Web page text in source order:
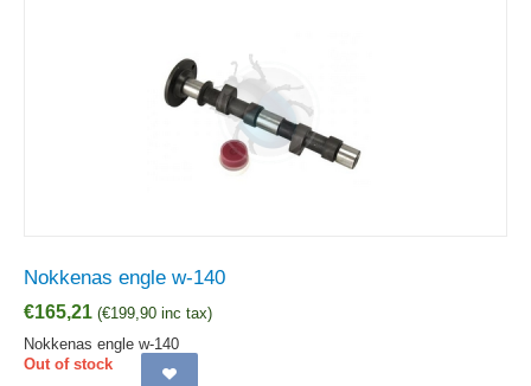
Nokkenas engle w-140
€165,21 (€199,90 inc tax)
Nokkenas engle w-140
Out of stock